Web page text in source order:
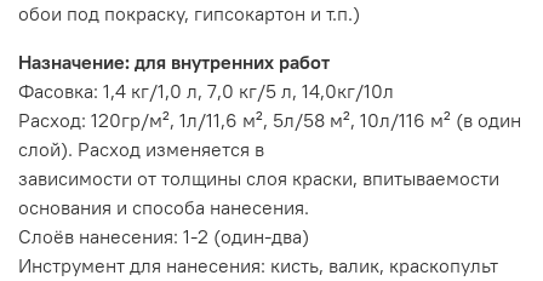
обои под покраску, гипсокартон и т.п.)
Назначение: для внутренних работ
Фасовка: 1,4 кг/1,0 л, 7,0 кг/5 л, 14,0кг/10л
Расход: 120гр/м², 1л/11,6 м², 5л/58 м², 10л/116 м² (в один
слой). Расход изменяется в
зависимости от толщины слоя краски, впитываемости
основания и способа нанесения.
Слоёв нанесения: 1-2 (один-два)
Инструмент для нанесения: кисть, валик, краскопульт